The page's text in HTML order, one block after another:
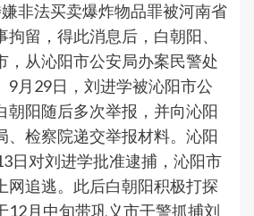
非法买卖爆炸物品罪被河南省
留，得此消息后，白朝阳、
，从沁阳市公安局办案民警处
9月29日，刘进学被沁阳市公
朝阳随后多次举报，并向沁阳
、检察院递交举报材料。沁阳
日对刘进学批准逮捕，沁阳市
网追逃。此后白朝阳积极打探
12月中旬带巩义市干警抓捕刘